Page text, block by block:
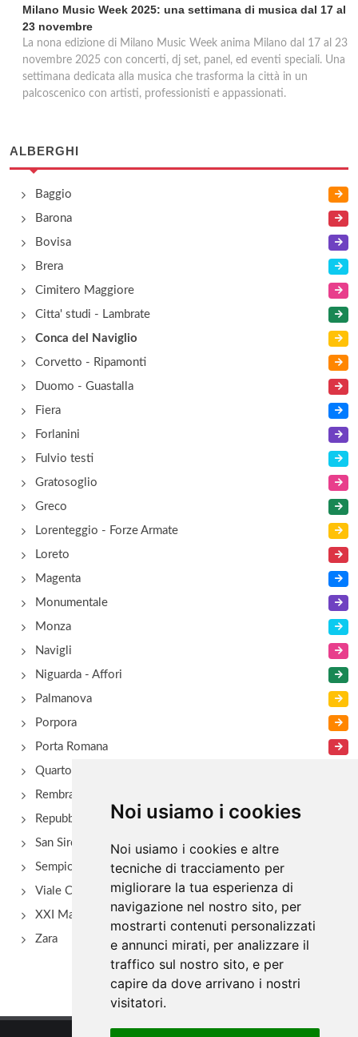
Noi usiamo i cookies
Noi usiamo i cookies e altre
tecniche di tracciamento per
migliorare la tua esperienza di
navigazione nel nostro sito, per
mostrarti contenuti personalizzati
e annunci mirati, per analizzare il
traffico sul nostro sito, e per
capire da dove arrivano i nostri
visitatori.
Milano Music Week 2025: una settimana di musica dal 17 al
23 novembre
La nona edizione di Milano Music Week anima Milano dal 17 al 23
novembre 2025 con concerti, dj set, panel, ed eventi speciali. Una
settimana dedicata alla musica che trasforma la città in un
palcoscenico con artisti, professionisti e appassionati.
ALBERGHI
Baggio
Barona
Bovisa
Brera
Cimitero Maggiore
Citta' studi - Lambrate
Conca del Naviglio
Corvetto - Ripamonti
Duomo - Guastalla
Fiera
Forlanini
Fulvio testi
Gratosoglio
Greco
Lorenteggio - Forze Armate
Loreto
Magenta
Monumentale
Monza
Navigli
Niguarda - Affori
Palmanova
Porpora
Porta Romana
Quarto Oggiaro
Rembrant
Repubblica
San Siro - Via Novara
Sempione
Viale Certosa
XXI Marzo
Zara